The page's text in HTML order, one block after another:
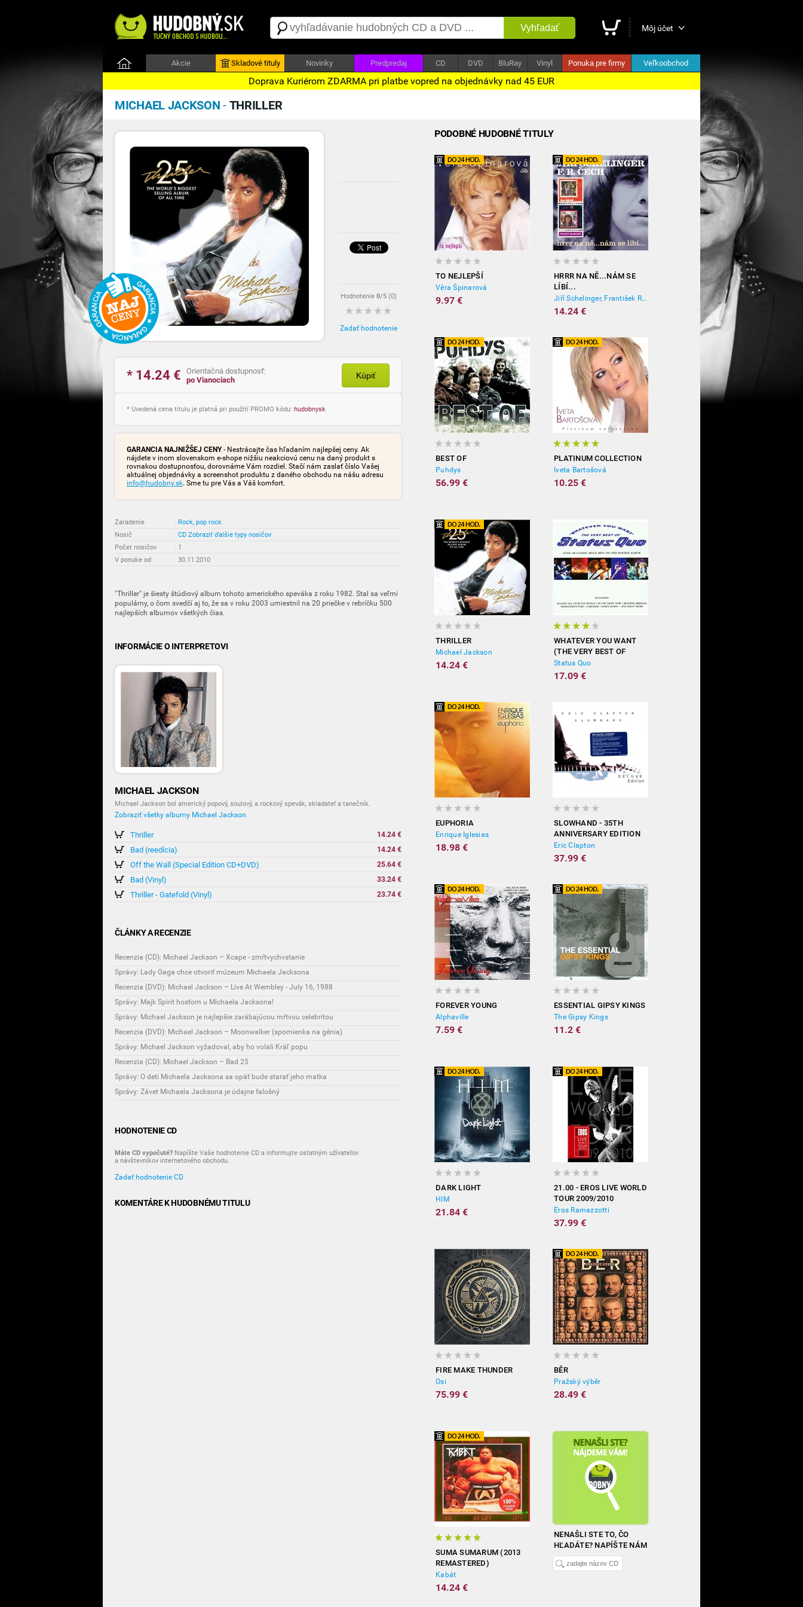
Vyhľadať Môj účet
Akcie Skladové tituly Novinky Predpredaj CD DVD BluRay Vinyl Ponuka pre firmy Veľkoobchod
Doprava Kuriérom ZDARMA pri platbe vopred na objednávky nad 45 EUR
MICHAEL JACKSON - THRILLER
Hodnotenie 0/5 (0)
Zadať hodnotenie
* 14.24 €
Orientačná dostupnosť:
po Vianociach
Kúpiť
* Uvedená cena titulu je platná pri použití PROMO kódu: hudobnysk
GARANCIA NAJNIŽŠEJ CENY- Nestrácajte čas hľadaním najlepšej ceny. Ak
nájdete v inom slovenskom e-shope nižšiu neakciovú cenu na daný produkt s
rovnakou dostupnosťou, dorovnáme Vám rozdiel. Stačí nám zaslať číslo Vašej
aktuálnej objednávky a screenshot produktu z daného obchodu na nášu adresu
info@hudobny.sk. Sme tu pre Vás a Váš komfort.
Zaradenie : Rock, pop rock
Nosič
: CD Zobraziť ďalšie typy nosičov
Počet nosičov
: 1
V ponuke od
: 30.11.2010
"Thriller" je šiesty štúdiový album tohoto amerického speváka z roku 1982. Stal sa veľmi
populárny, o čom svedčí aj to, že sa v roku 2003 umiestnil na 20 priečke v rebríčku 500
najlepších albumov všetkých čias.
INFORMÁCIE O INTERPRETOVI
MICHAEL JACKSON
Michael Jackson bol americký popový, soulový, a rockový spevák, skladateľ a tanečník.
Zobraziť všetky albumy Michael Jackson
Thriller 14.24 €
Bad (reedícia) 14.24 €
Off the Wall (Special Edition CD+DVD) 25.64 €
Bad (Vinyl) 33.24 €
Thriller - Gatefold (Vinyl) 23.74 €
ČLÁNKY A RECENZIE
Recenzia (CD): Michael Jackson – Xcape - zmŕtvychvstanie
Správy: Lady Gaga chce otvoriť múzeum Michaela Jacksona
Recenzia (DVD): Michael Jackson – Live At Wembley - July 16, 1988
Správy: Majk Spirit hosťom u Michaela Jacksona!
Správy: Michael Jackson je najlepšie zarábajúcou mŕtvou celebritou
Recenzia (DVD): Michael Jackson – Moonwalker (spomienka na génia)
Správy: Michael Jackson vyžadoval, aby ho volali Kráľ popu
Recenzia (CD): Michael Jackson – Bad 25
Správy: O deti Michaela Jacksona sa opäť bude starať jeho matka
Správy: Závet Michaela Jacksona je údajne falošný
HODNOTENIE CD
Máte CD vypočuté? Napíšte Vaše hodnotenie CD a informujte ostatným užívateľov
a návštevníkov internetového obchodu.
Zadať hodnotenie CD
KOMENTÁRE K HUDOBNÉMU TITULU
PODOBNÉ HUDOBNÉ TITULY
TO NEJLEPŠÍ
Věra Špinarová
9.97 €
HRRR NA NĚ...NÁM SE
LÍBÍ...
Jiří Schelinger, František Ringo Čech
14.24 €
BEST OF
Puhdys
56.99 €
PLATINUM COLLECTION
Iveta Bartošová
10.25 €
THRILLER
Michael Jackson
14.24 €
WHATEVER YOU WANT
(THE VERY BEST OF
STATUS QUO)
Status Quo
17.09 €
EUPHORIA
Enrique Iglesias
18.98 €
SLOWHAND - 35TH
ANNIVERSARY EDITION
(DELUXE)
Eric Clapton
37.99 €
FOREVER YOUNG
Alphaville
7.59 €
ESSENTIAL GIPSY KINGS
The Gipsy Kings
11.2 €
DARK LIGHT
HIM
21.84 €
21.00 - EROS LIVE WORLD
TOUR 2009/2010
Eros Ramazzotti
37.99 €
FIRE MAKE THUNDER
Osi
75.99 €
BĚR
Pražský výběr
28.49 €
SUMA SUMARUM (2013
REMASTERED)
Kabát
14.24 €
NENAŠLI STE TO, ČO
HĽADÁTE? NAPÍŠTE NÁM